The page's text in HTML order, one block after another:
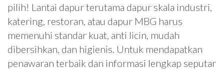
pilih! Lantai dapur terutama dapur skala industri,
katering, restoran, atau dapur MBG harus
memenuhi standar kuat, anti licin, mudah
dibersihkan, dan higienis. Untuk mendapatkan
penawaran terbaik dan informasi lengkap seputar